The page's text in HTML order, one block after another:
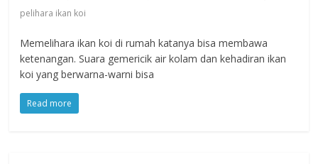
pelihara ikan koi
Memelihara ikan koi di rumah katanya bisa membawa
ketenangan. Suara gemericik air kolam dan kehadiran ikan
koi yang berwarna-warni bisa
Read more